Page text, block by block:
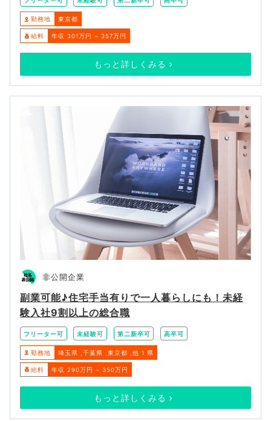
勤務地 東京都
給料 年収 301万円 ~ 357万円
もっと詳しくみる
非公開企業
副業可能♪住宅手当有りで一人暮らしにも！未経
験入社9割以上の総合職
フリーター可 未経験可 第二新卒可 高卒可
勤務地 埼玉県 千葉県 東京都 他 1 県
給料 年収 290万円 ~ 350万円
もっと詳しくみる